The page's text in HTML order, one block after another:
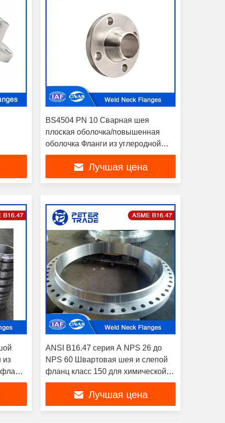
BS4504 PN 10 Сварная шея
плоская оболочка/повышенная
оболочка Фланги из углеродной
стали и нержавеющей стали
Фланги DN10 - DN3000
Лучшая цена
из
ANSI B16.47 серия A NPS 26 до
NPS 60 Швартовая шея и слепой
фланц класс 150 для химической и
нефтехимической
промышленностиЛучшая цена